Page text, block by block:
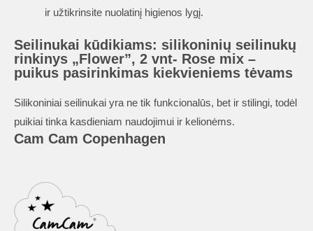
ir užtikrinsite nuolatinį higienos lygį.
Seilinukai kūdikiams: silikoninių seilinukų
rinkinys „Flower”, 2 vnt- Rose mix –
puikus pasirinkimas kiekvieniems tėvams
Silikoniniai seilinukai yra ne tik funkcionalūs, bet ir stilingi, todėl
puikiai tinka kasdieniam naudojimui ir kelionėms.
Cam Cam Copenhagen